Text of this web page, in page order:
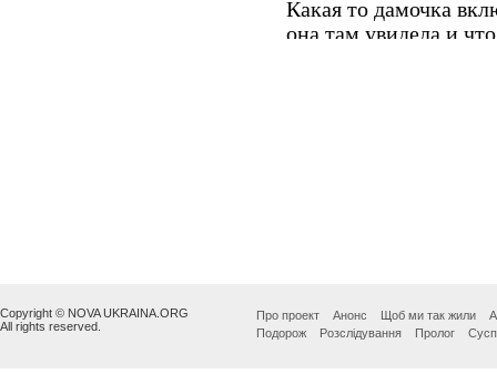
Copyright © NOVA UKRAINA.ORG
All rights reserved.
Про проект Анонс Щоб ми так жили
Подорож
Розслідування Пролог